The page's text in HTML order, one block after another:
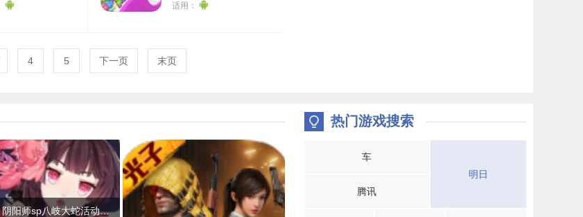
适用：
4 5 下一页 末页
阴阳师sp八岐大蛇活动阵容推荐 2022神堕八岐大蛇活动通关攻略
热门游戏搜索
车
腾讯
明日